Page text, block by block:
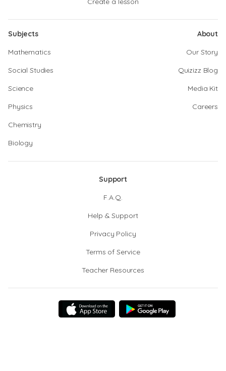
Subjects
Mathematics
Social Studies
Science
Physics
Chemistry
Biology
About
Our Story
Quizizz Blog
Media Kit
Careers
Support
F.A.Q.
Help & Support
Privacy Policy
Terms of Service
Teacher Resources